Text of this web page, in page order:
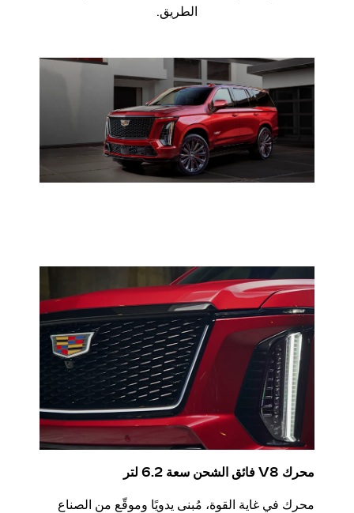
الطريق.
محرك V8 فائق الشحن سعة 6.2 لتر
محرك في غاية القوة، مُبنى يدويًا وموقّع من الصناع